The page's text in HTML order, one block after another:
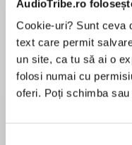
AudioTribe.ro
Cookie-uri? Sunt ceva
text care permit
un site, ca tu să ai o
folosi numai cu
oferi. Poți schimba
Desprecarte
The darkest
revealed. The